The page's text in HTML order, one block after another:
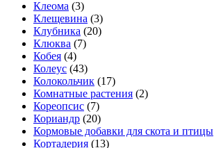
Клеома (3)
Клещевина (3)
Клубника (20)
Клюква (7)
Кобея (4)
Колеус (43)
Колокольчик (17)
Комнатные растения (2)
Кореопсис (7)
Кориандр (20)
Кормовые добавки для скота и птицы
Кортадерия (13)